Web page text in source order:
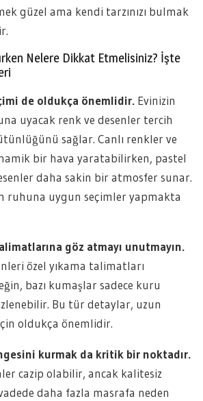
güzel ama kendi tarzınızı bulmak
Nelere Dikkat Etmelisiniz? İşte
de oldukça önemlidir. Evinizin
uyacak renk ve desenler tercih
sağlar. Canlı renkler ve
bir hava yaratabilirken, pastel
daha sakin bir atmosfer sunar.
ruhuna uygun seçimler yapmakta
göz atmayı unutmayın.
özel yıkama talimatları
bazı kumaşlar sadece kuru
Bu tür detaylar, uzun
oldukça önemlidir.
kurmak da kritik bir noktadır.
cazip olabilir, ancak kalitesiz
daha fazla masrafa neden